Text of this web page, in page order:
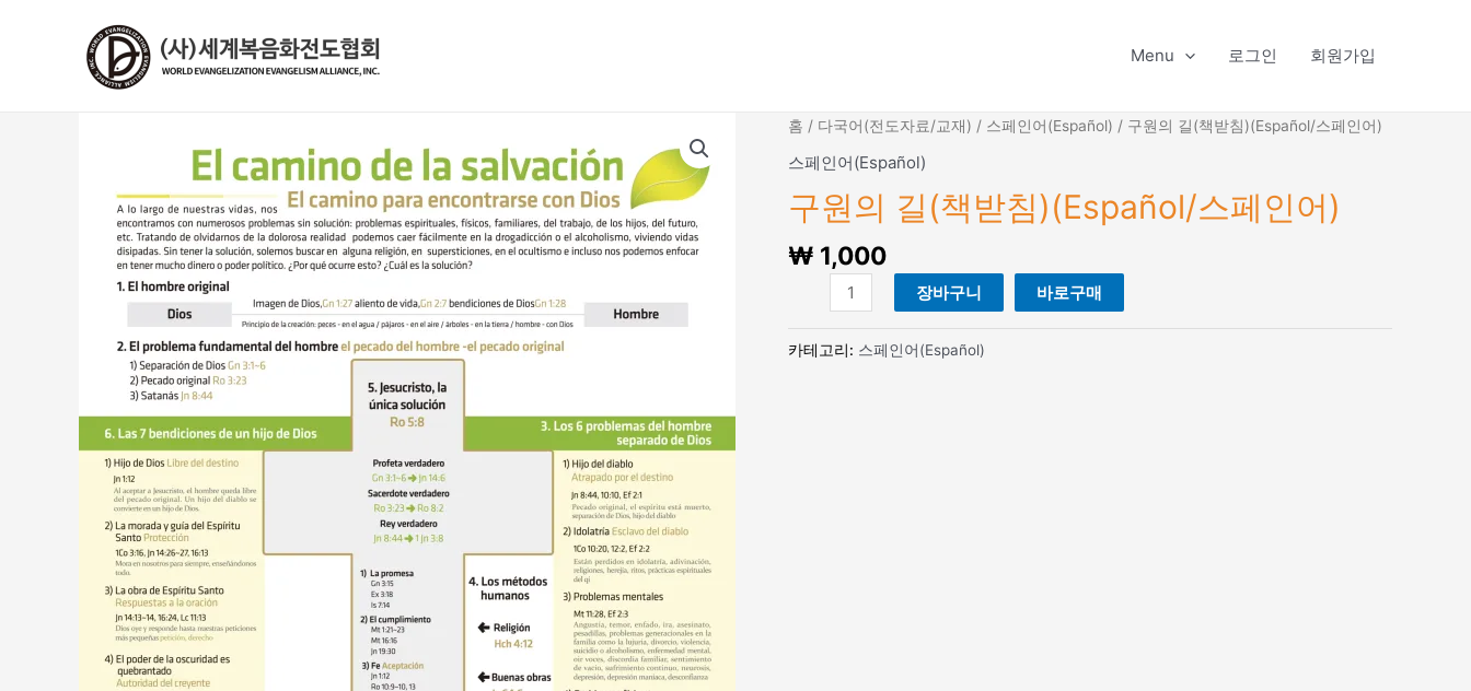
Menu 로그인 회원가입
홈 / 다국어(전도자료/교재) / 스페인어(Español) / 구원의 길(책받침)(Español/스페인어)
스페인어(Español)
구원의 길(책받침)(Español/스페인어)
₩ 1,000
길
장바구니 바로구매
카테고리: 스페인어(Español)